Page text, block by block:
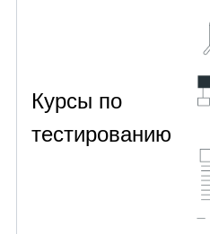
Курсы по
тестированию